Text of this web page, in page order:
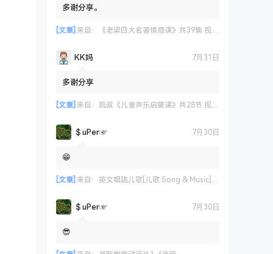
多谢分享。
[文章] 来自： 《老梁四大名著情商课》共39集 视频课程
KK妈 7月31日
多谢分享
[文章] 来自： 凯叔《儿童声乐启蒙课》共28节 视频课程
＄uΡer☞ 7月30日
😁
[文章] 来自： 英文唱跳儿歌[儿歌 Song & Music] 艾米咕噜
＄uΡer☞ 7月30日
😎